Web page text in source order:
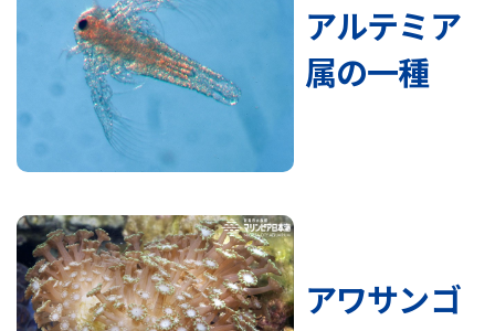
アルテミア
属の一種
アワサンゴ